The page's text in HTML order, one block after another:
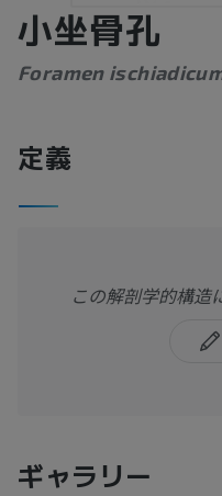
小坐骨孔
Foramen
定義
この解剖学的構造
ギャラリー